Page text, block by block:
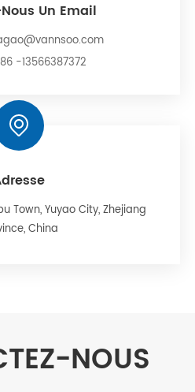
Un Email
-13566387372
Town, Yuyao City, Zhejiang
China
NOUS